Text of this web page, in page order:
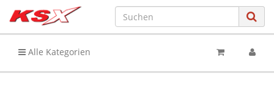
Alle Kategorien